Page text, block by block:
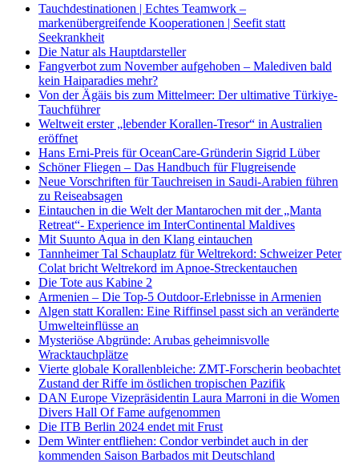
Tauchdestinationen | Echtes Teamwork –
markenübergreifende Kooperationen | Seefit statt
Seekrankheit
Die Natur als Hauptdarsteller
Fangverbot zum November aufgehoben – Malediven bald
kein Haiparadies mehr?
Von der Ägäis bis zum Mittelmeer: Der ultimative Türkiye-
Tauchführer
Weltweit erster „lebender Korallen-Tresor“ in Australien
eröffnet
Hans Erni-Preis für OceanCare-Gründerin Sigrid Lüber
Schöner Fliegen – Das Handbuch für Flugreisende
Neue Vorschriften für Tauchreisen in Saudi-Arabien führen
zu Reiseabsagen
Eintauchen in die Welt der Mantarochen mit der „Manta
Retreat“- Experience im InterContinental Maldives
Mit Suunto Aqua in den Klang eintauchen
Tannheimer Tal Schauplatz für Weltrekord: Schweizer Peter
Colat bricht Weltrekord im Apnoe-Streckentauchen
Die Tote aus Kabine 2
Armenien – Die Top-5 Outdoor-Erlebnisse in Armenien
Algen statt Korallen: Eine Riffinsel passt sich an veränderte
Umwelteinflüsse an
Mysteriöse Abgründe: Arubas geheimnisvolle
Wracktauchplätze
Vierte globale Korallenbleiche: ZMT-Forscherin beobachtet
Zustand der Riffe im östlichen tropischen Pazifik
DAN Europe Vizepräsidentin Laura Marroni in die Women
Divers Hall Of Fame aufgenommen
Die ITB Berlin 2024 endet mit Frust
Dem Winter entfliehen: Condor verbindet auch in der
kommenden Saison Barbados mit Deutschland